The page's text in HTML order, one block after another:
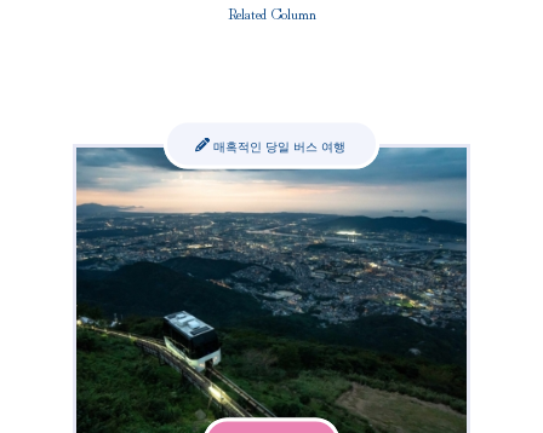
Related Column
매혹적인 당일 버스 여행